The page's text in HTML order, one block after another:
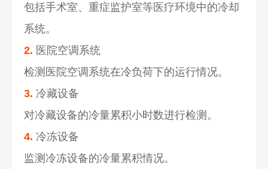
包括手术室、重症监护室等医疗环境中的冷却
系统。
2. 医院空调系统
检测医院空调系统在冷负荷下的运行情况。
3. 冷藏设备
对冷藏设备的冷量累积小时数进行检测。
4. 冷冻设备
监测冷冻设备的冷量累积情况。